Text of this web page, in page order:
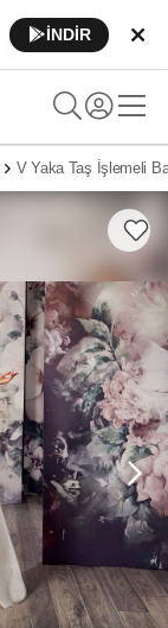
İNDİR
V Yaka Taş İşlemeli